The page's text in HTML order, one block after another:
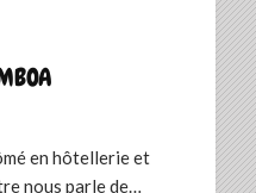
en hôtellerie et
nous parle de…